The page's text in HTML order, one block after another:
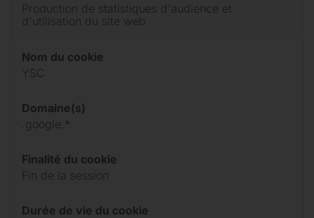
Production de statistiques d'audience et
d'utilisation du site web
Nom du cookie
YSC
Domaine(s)
.google.*
Finalité du cookie
Fin de la session
Durée de vie du cookie